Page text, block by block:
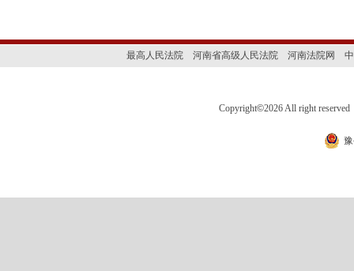
最高人民法院 河南省高级人民法院 河南法院网
Copyright©2026 All right